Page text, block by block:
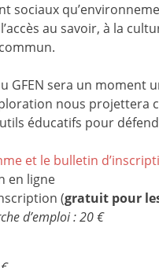
sociaux
au savoir, à la
GFEN sera un
nous
éducatifs pour
et le bulletin
en ligne
(gratuit pour
d’emploi : 20 €